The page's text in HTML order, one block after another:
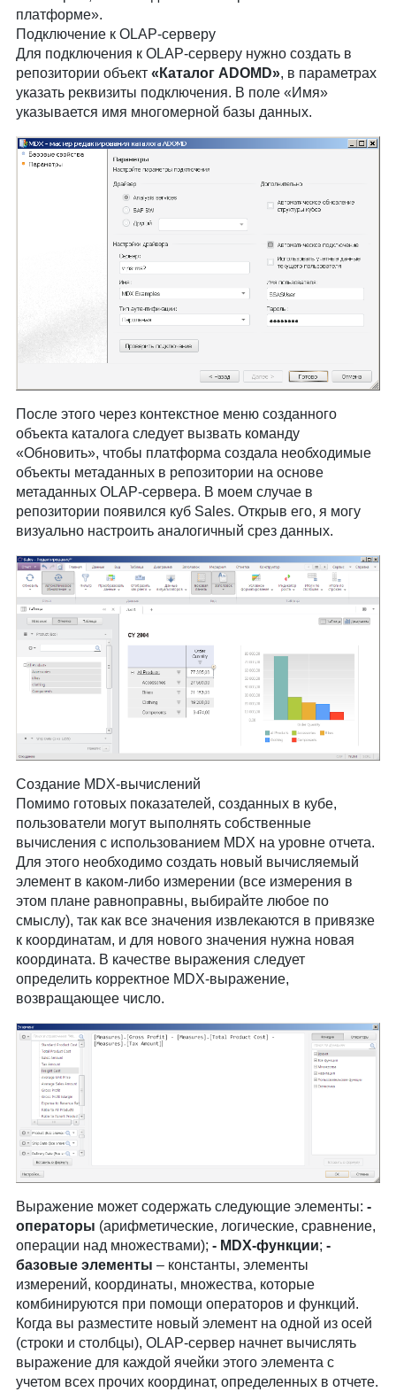
платформе».
Подключение к OLAP-серверу
Для подключения к OLAP-серверу нужно создать в
репозитории объект «Каталог ADOMD», в параметрах
указать реквизиты подключения. В поле «Имя»
указывается имя многомерной базы данных.
После этого через контекстное меню созданного
объекта каталога следует вызвать команду
«Обновить», чтобы платформа создала необходимые
объекты метаданных в репозитории на основе
метаданных OLAP-сервера. В моем случае в
репозитории появился куб Sales. Открыв его, я могу
визуально настроить аналогичный срез данных.
Создание MDX-вычислений
Помимо готовых показателей, созданных в кубе,
пользователи могут выполнять собственные
вычисления с использованием MDX на уровне отчета.
Для этого необходимо создать новый вычисляемый
элемент в каком-либо измерении (все измерения в
этом плане равноправны, выбирайте любое по
смыслу), так как все значения извлекаются в привязке
к координатам, и для нового значения нужна новая
координата. В качестве выражения следует
определить корректное MDX-выражение,
возвращающее число.
Выражение может содержать следующие элементы: -
операторы (арифметические, логические, сравнение,
операции над множествами); - MDX-функции; -
базовые элементы – константы, элементы
измерений, координаты, множества, которые
комбинируются при помощи операторов и функций.
Когда вы разместите новый элемент на одной из осей
(строки и столбцы), OLAP-сервер начнет вычислять
выражение для каждой ячейки этого элемента с
учетом всех прочих координат, определенных в отчете.